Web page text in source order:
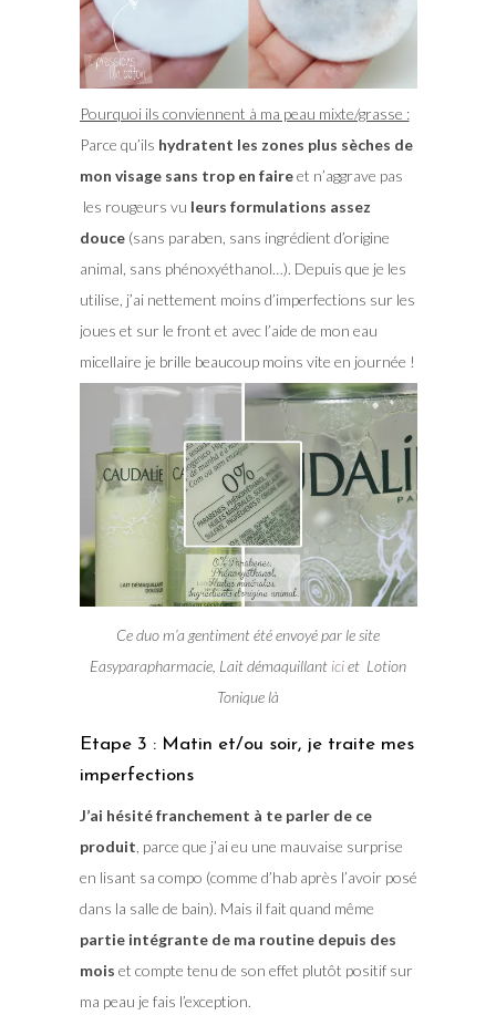
Pourquoi ils conviennent à ma peau mixte/grasse :
Parce qu’ils hydratent les zones plus sèches de
mon visage sans trop en faireet n’aggrave pas
les rougeurs vu leurs formulations assez
douce(sans paraben, sans ingrédient d’origine
animal, sans phénoxyéthanol…). Depuis que je les
utilise, j’ai nettement moins d’imperfections sur les
joues et sur le front et avec l’aide de mon eau
micellaire je brille beaucoup moins vite en journée !
Ce duo m’a gentiment été envoyé par le site
Easyparapharmacie, Lait démaquillant iciet Lotion
Tonique là
Etape 3 : Matin et/ou soir, je traite mes
imperfections
J’ai hésité franchement à te parler de ce
produit , parce que j’ai eu une mauvaise surprise
en lisant sa compo (comme d’hab après l’avoir posé
dans la salle de bain). Mais il fait quand même
partie intégrante de ma routine depuis des
mois et compte tenu de son effet plutôt positif sur
ma peau je fais l’exception.